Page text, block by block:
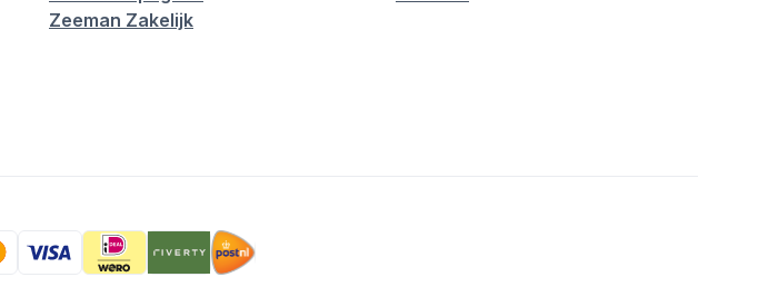
Zeeman Zakelijk